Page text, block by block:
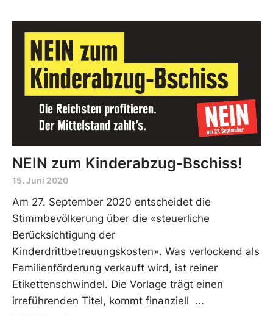
NEIN zum Kinderabzug-Bschiss!
15. Juni 2020
Am 27. September 2020 entscheidet die
Stimmbevölkerung über die «steuerliche
Berücksichtigung der
Kinderdrittbetreuungskosten». Was verlockend als
Familienförderung verkauft wird, ist reiner
Etikettenschwindel. Die Vorlage trägt einen
irreführenden Titel, kommt finanziell